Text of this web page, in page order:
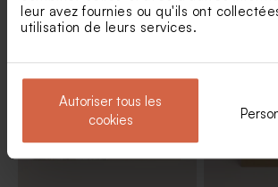
leur avez fournies ou qu'ils ont
utilisation de leurs services.
Autoriser tous les
cookies